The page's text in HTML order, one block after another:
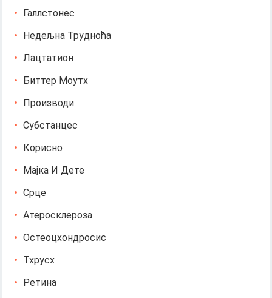
Галлстонес
Недељна Трудноћа
Лацтатион
Биттер Моутх
Производи
Субстанцес
Корисно
Мајка И Дете
Срце
Атеросклероза
Остеоцхондросис
Тхрусх
Ретина